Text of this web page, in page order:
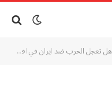
هل تعجل الحرب ضد ايران في افول القطب الدولي الاوحد!كاظم نوري